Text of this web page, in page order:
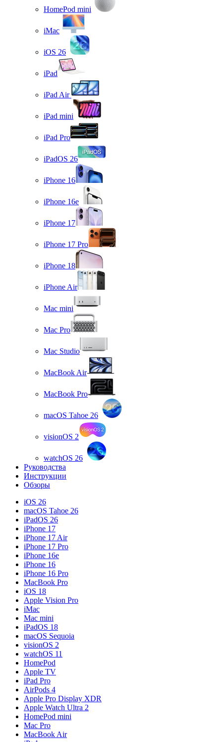
HomePod mini
iMac
iOS 26
iPad
iPad Air
iPad mini
iPad Pro
iPadOS 26
iPhone 16
iPhone 16e
iPhone 17
iPhone 17 Pro
iPhone 18
iPhone Air
Mac mini
Mac Pro
Mac Studio
MacBook Air
MacBook Pro
macOS Tahoe 26
visionOS 2
watchOS 26
Руководства
Инструкции
Обзоры
iOS 26
macOS Tahoe 26
iPadOS 26
iPhone 17
iPhone 17 Air
iPhone 17 Pro
iPhone 16e
iPhone 16
iPhone 16 Pro
MacBook Pro
iOS 18
Apple Vision Pro
iMac
Mac mini
iPadOS 18
macOS Sequoia
visionOS 2
watchOS 11
HomePod
Apple TV
iPad Pro
AirPods 4
Apple Pro Display XDR
Apple Watch Ultra 2
HomePod mini
Mac Pro
MacBook Air